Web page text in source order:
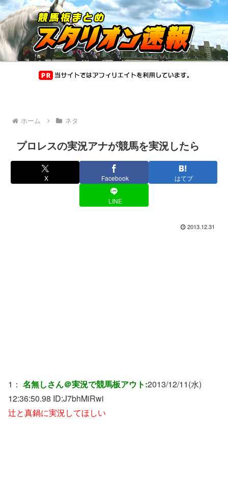
ホーム ネタ
プロレスの実況アナが競馬を実況したら
X Facebook はてブ
LINE
2013.12.31
1： 名無しさん＠実況で競馬板アウト:2013/12/11(水)
12:36:50.98 ID:J7bhMiRwi
辻と真鍋に実況してほしい